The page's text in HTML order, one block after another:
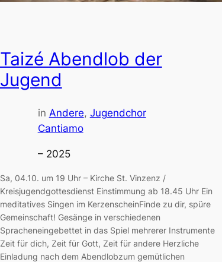
Taizé Abendlob der
Jugend
in Andere, Jugendchor
Cantiamo
– 2025
Sa, 04.10. um 19 Uhr – Kirche St. Vinzenz /
Kreisjugendgottesdienst Einstimmung ab 18.45 Uhr Ein
meditatives Singen im KerzenscheinFinde zu dir, spüre
Gemeinschaft! Gesänge in verschiedenen
Spracheneingebettet in das Spiel mehrerer Instrumente
Zeit für dich, Zeit für Gott, Zeit für andere Herzliche
Einladung nach dem Abendlobzum gemütlichen